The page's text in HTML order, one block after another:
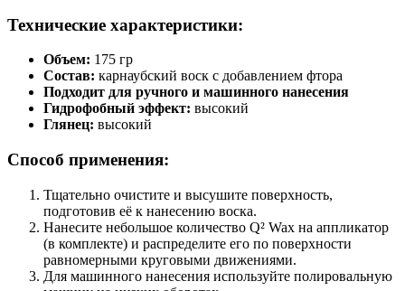
Технические характеристики:
Объем: 175 гр
Состав: карнаубский воск с добавлением фтора
Подходит для ручного и машинного нанесения
Гидрофобный эффект: высокий
Глянец: высокий
Способ применения:
Тщательно очистите и высушите поверхность,
подготовив её к нанесению воска.
Нанесите небольшое количество Q² Wax на аппликатор
(в комплекте) и распределите его по поверхности
равномерными круговыми движениями.
Для машинного нанесения используйте полировальную